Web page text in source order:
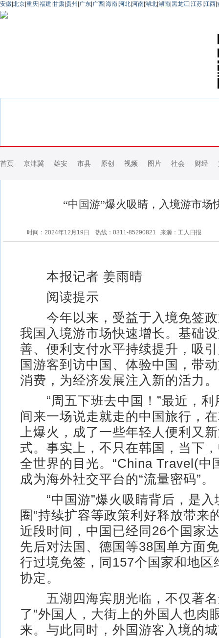
安徽 北京 重庆 福建 甘肃 贵州 广东 广西 海南 河北 河南 湖北 湖南 黑龙江 江苏 江西
首页 京津冀 雄安 市县 原创 视频 图片 社会 财经
“中国游”爆火吸睛，入境游市场
时间：2024年12月19日 热线：0311-85290821 来源：工人日报
本报记者 姜雨晴
阅读提示
今年以来，受益于入境免签政
我国入境游市场快速增长。基础
善、便利支付水平持续提升，吸
国游客到访中国、体验中国，带
消费，为经济发展注入新的活力。
“周五下班去中国！”最近，利
间来一场说走就走的中国旅行，
上爆火，成了一些年轻人便利又
式。事实上，不只在韩国，当下
全世界的目光。“China Travel(中
成为海外社交平台的“流量密码”。
“中国游”爆火吸睛背后，是入
圈”持续扩容等政策利好释放带来
近段时间，中国已经同26个国家
先后对法国、德国等38国单方面
行过境免签，同157个国家和地区
协定。
五湖四海宾朋光临，不仅著名
了”外国人，大街上的外国人也肉
来。与此同时，外国游客入境的